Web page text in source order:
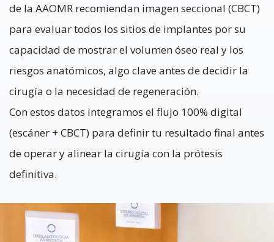
de la AAOMR recomiendan imagen seccional (CBCT)
para evaluar todos los sitios de implantes por su
capacidad de mostrar el volumen óseo real y los
riesgos anatómicos, algo clave antes de decidir la
cirugía o la necesidad de regeneración.
Con estos datos integramos el flujo 100% digital
(escáner + CBCT) para definir tu resultado final antes
de operar y alinear la cirugía con la prótesis
definitiva.